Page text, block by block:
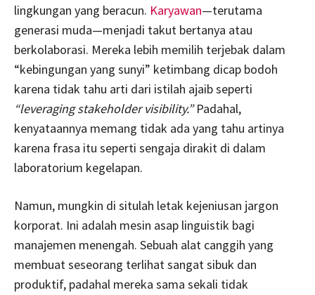
lingkungan yang beracun. Karyawan—terutama
generasi muda—menjadi takut bertanya atau
berkolaborasi. Mereka lebih memilih terjebak dalam
“kebingungan yang sunyi” ketimbang dicap bodoh
karena tidak tahu arti dari istilah ajaib seperti
“leveraging stakeholder visibility.”Padahal,
kenyataannya memang tidak ada yang tahu artinya
karena frasa itu seperti sengaja dirakit di dalam
laboratorium kegelapan.
Namun, mungkin di situlah letak kejeniusan jargon
korporat. Ini adalah mesin asap linguistik bagi
manajemen menengah. Sebuah alat canggih yang
membuat seseorang terlihat sangat sibuk dan
produktif, padahal mereka sama sekali tidak